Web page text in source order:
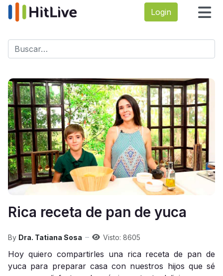
Login
Buscar
Rica receta de pan de yuca
By Dra. Tatiana Sosa Visto: 8605
Hoy quiero compartirles una rica receta de pan de
yuca para preparar casa con nuestros hijos que sé